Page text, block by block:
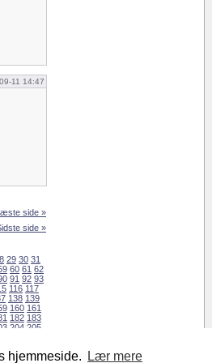
hjemmeside. Lær mere
11 14:47
side »
side »
29 30 31
60 61 62
91 92 93
116 117
138 139
160 161
182 183
204 205